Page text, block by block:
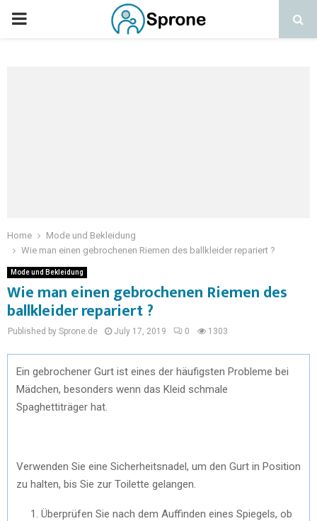
Home
Mode und Bekleidung
Wie man einen gebrochenen Riemen des ballkleider repariert ?
Mode und Bekleidung
Wie man einen gebrochenen Riemen des
ballkleider repariert ?
Published by Sprone.de July 17, 2019 0 1303
Ein gebrochener Gurt ist eines der häufigsten Probleme bei
Mädchen, besonders wenn das Kleid schmale
Spaghettiträger hat.
Verwenden Sie eine Sicherheitsnadel, um den Gurt in Position
zu halten, bis Sie zur Toilette gelangen.
Überprüfen Sie nach dem Auffinden eines Spiegels, ob